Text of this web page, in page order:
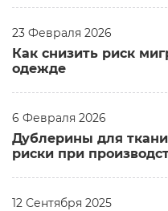
23 Февраля 2026
Как снизить риск
одежде
6 Февраля 2026
Дублерины для ткани
риски при
12 Сентября 2025